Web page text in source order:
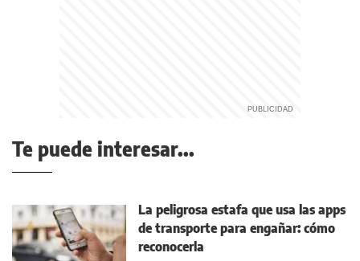
Te puede interesar...
La peligrosa estafa que usa las apps
de transporte para engañar: cómo
reconocerla